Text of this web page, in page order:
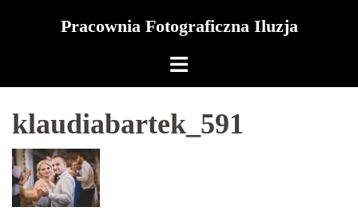
Pracownia Fotograficzna Iluzja
klaudiabartek_591